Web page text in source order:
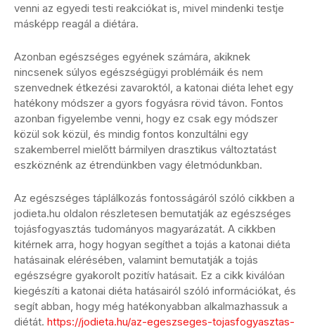
venni az egyedi testi reakciókat is, mivel mindenki testje
másképp reagál a diétára.
Azonban egészséges egyének számára, akiknek
nincsenek súlyos egészségügyi problémáik és nem
szenvednek étkezési zavaroktól, a katonai diéta lehet egy
hatékony módszer a gyors fogyásra rövid távon. Fontos
azonban figyelembe venni, hogy ez csak egy módszer
közül sok közül, és mindig fontos konzultálni egy
szakemberrel mielőtt bármilyen drasztikus változtatást
eszköznénk az étrendünkben vagy életmódunkban.
Az egészséges táplálkozás fontosságáról szóló cikkben a
jodieta.hu oldalon részletesen bemutatják az egészséges
tojásfogyasztás tudományos magyarázatát. A cikkben
kitérnek arra, hogy hogyan segíthet a tojás a katonai diéta
hatásainak elérésében, valamint bemutatják a tojás
egészségre gyakorolt pozitív hatásait. Ez a cikk kiválóan
kiegészíti a katonai diéta hatásairól szóló információkat, és
segít abban, hogy még hatékonyabban alkalmazhassuk a
diétát. https://jodieta.hu/az-egeszseges-tojasfogyasztas-